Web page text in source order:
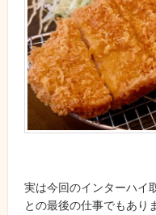
実は今回のインターハイ
との最後の仕事でもあり